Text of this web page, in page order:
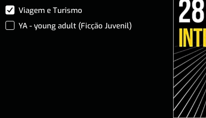
Viagem e Turismo
YA - young adult (Ficção Juvenil)